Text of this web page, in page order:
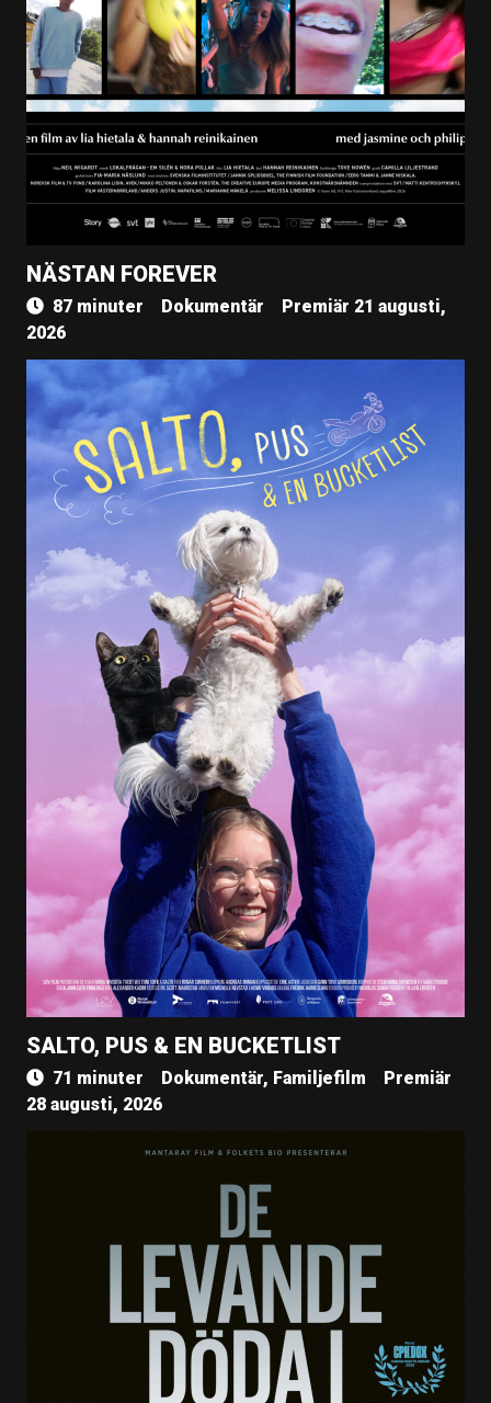
NÄSTAN FOREVER
87 minuter Dokumentär
Premiär 21 augusti,
2026
SALTO, PUS & EN BUCKETLIST
71 minuter Dokumentär, Familjefilm
Premiär
28 augusti, 2026